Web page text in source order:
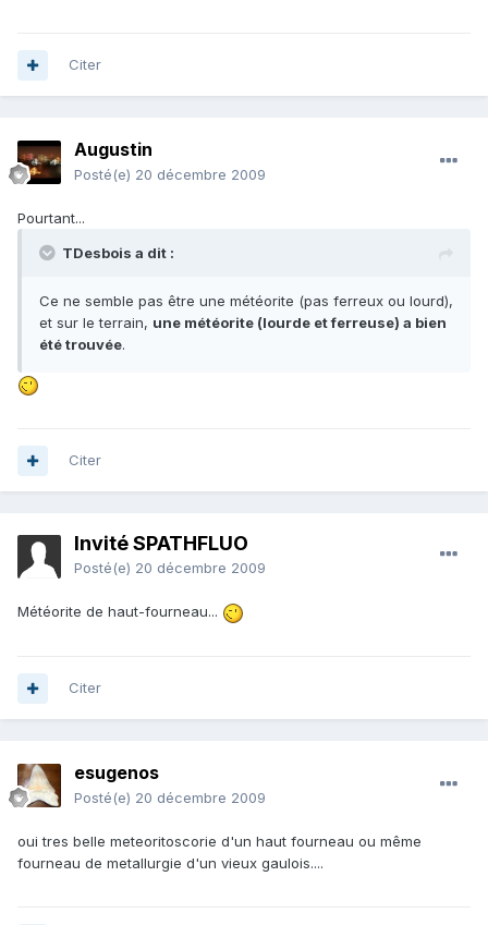
Citer
Augustin
Posté(e) 20 décembre 2009
Pourtant...
TDesbois a dit :
Ce ne semble pas être une météorite (pas ferreux ou lourd),
et sur le terrain, une météorite (lourde et ferreuse) a bien
été trouvée.
Citer
Invité SPATHFLUO
Posté(e) 20 décembre 2009
Météorite de haut-fourneau...
Citer
esugenos
Posté(e) 20 décembre 2009
oui tres belle meteoritoscorie d'un haut fourneau ou même
fourneau de metallurgie d'un vieux gaulois....